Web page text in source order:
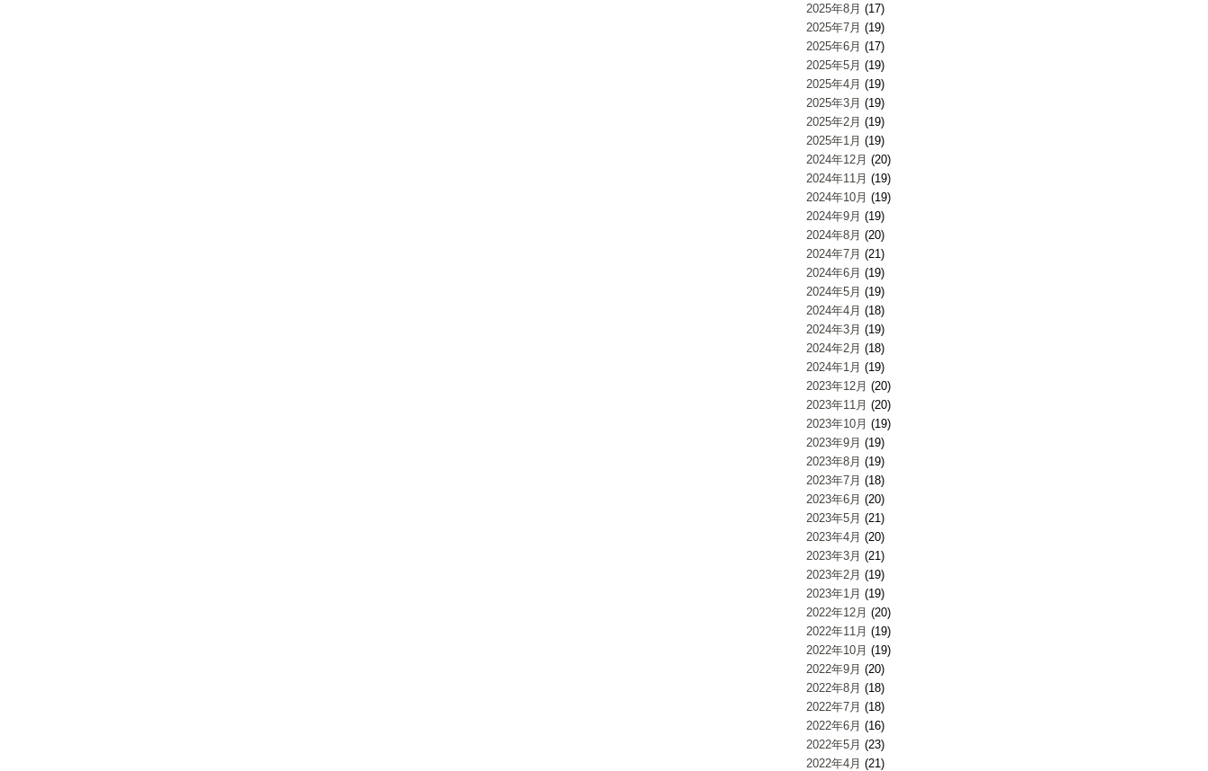
2025年8月 (17)
2025年7月 (19)
2025年6月 (17)
2025年5月 (19)
2025年4月 (19)
2025年3月 (19)
2025年2月 (19)
2025年1月 (19)
2024年12月 (20)
2024年11月 (19)
2024年10月 (19)
2024年9月 (19)
2024年8月 (20)
2024年7月 (21)
2024年6月 (19)
2024年5月 (19)
2024年4月 (18)
2024年3月 (19)
2024年2月 (18)
2024年1月 (19)
2023年12月 (20)
2023年11月 (20)
2023年10月 (19)
2023年9月 (19)
2023年8月 (19)
2023年7月 (18)
2023年6月 (20)
2023年5月 (21)
2023年4月 (20)
2023年3月 (21)
2023年2月 (19)
2023年1月 (19)
2022年12月 (20)
2022年11月 (19)
2022年10月 (19)
2022年9月 (20)
2022年8月 (18)
2022年7月 (18)
2022年6月 (16)
2022年5月 (23)
2022年4月 (21)